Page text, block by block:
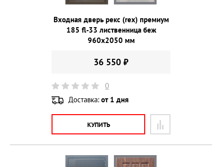
Входная дверь рекс (rex) премиум
185 fl-33 лиственница беж
960х2050 мм
36 550 ₽
0
Доставка: от 1 дня
КУПИТЬ